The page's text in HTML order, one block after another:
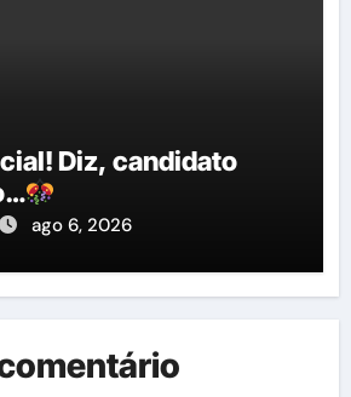
Diz, candidato
ago 6, 2026